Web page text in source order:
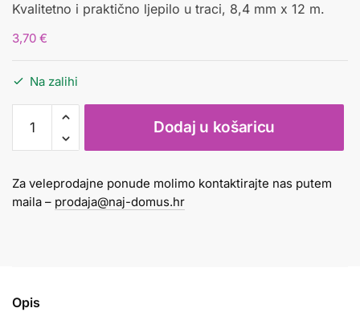
Kvalitetno i praktično ljepilo u traci, 8,4 mm x 12 m.
3,70 €
Na zalihi
Milan
u
8,4mm
x
Dodaj u košaricu
Za veleprodajne ponude molimo kontaktirajte nas putem
maila – prodaja@naj-domus.hr
Opis